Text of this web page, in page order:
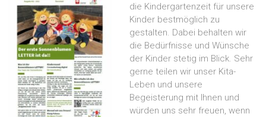
die Kindergartenzeit für unsere
Kinder bestmöglich zu
gestalten. Dabei behalten wir
die Bedürfnisse und Wünsche
der Kinder stetig im Blick. Sehr
gerne teilen wir unser Kita-
Leben und unsere
Begeisterung mit Ihnen und
würden uns sehr freuen, wenn